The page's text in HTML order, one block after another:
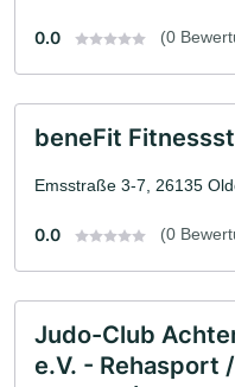
0.0 (0
beneFit
Emsstraße 3-7, 26135
0.0 (0
Judo-Club
e.V. - Rehasport